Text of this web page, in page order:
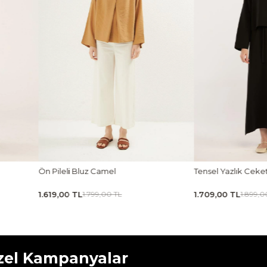
Tensel Yazlık Ceket Siyah
1.709,00 TL1.899,00 TL
Tensel Jile Elbise
1.979,00 TL2.199,00
Kampanyalar